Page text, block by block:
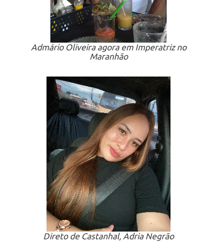
Admário Oliveira agora em Imperatriz no
Maranhão
Direto de Castanhal, Adria Negrão